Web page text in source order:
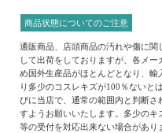
商品状態についてのご注意
通販商品、店頭商品の汚れや傷に関
して出荷をしておりますが、各メ
め国外生産品がほとんどとなり、輸
り多少のコスレキズが100％ないと
びに当店で、通常の範囲内と判断さ
すようお願いいたします。多少のキ
等の受付を対応出来ない場合があり